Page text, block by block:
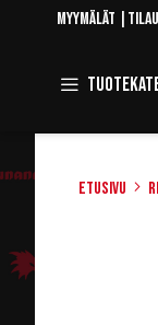
Skip
Myymälät
Etusivu